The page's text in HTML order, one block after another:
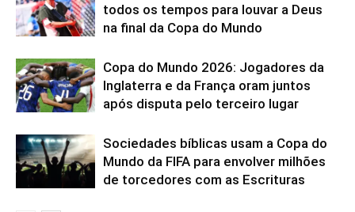
todos os tempos para louvar a Deus
na final da Copa do Mundo
Copa do Mundo 2026: Jogadores da
Inglaterra e da França oram juntos
após disputa pelo terceiro lugar
Sociedades bíblicas usam a Copa do
Mundo da FIFA para envolver milhões
de torcedores com as Escrituras